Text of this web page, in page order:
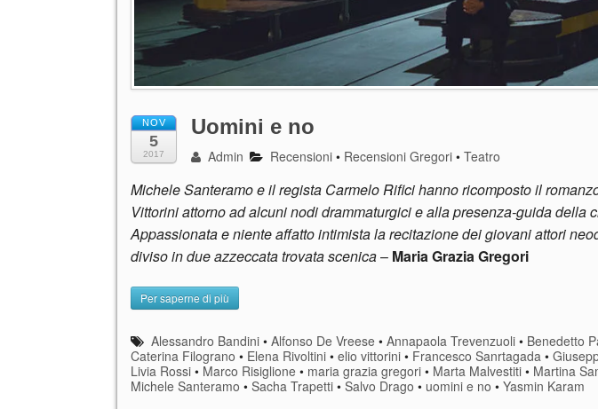
NOV
5
2017
Uomini e no
Admin Recensioni • Recensioni Gregori •Teatro
Michele Santeramo e il regista Carmelo Rifici hanno ricomposto il
Vittorini attorno ad alcuni nodi drammaturgici e alla presenza-guida della
Appassionata e niente affatto intimista la recitazione dei giovani attori
diviso in due azzeccata trovata scenica– Maria Grazia Gregori
Per saperne di più
Alessandro Bandini •Alfonso De Vreese •Annapaola Trevenzuoli • Benedetto
Caterina Filograno • Elena Rivoltini • elio vittorini • Francesco Sanrtagada •
Livia Rossi • Marco Risiglione • maria grazia gregori • Marta Malvestiti • Martina
Michele Santeramo • Sacha Trapetti • Salvo Drago • uomini e no • Yasmin Karam